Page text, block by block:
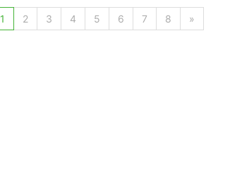
1 2 3 4 5 6 7 8 »